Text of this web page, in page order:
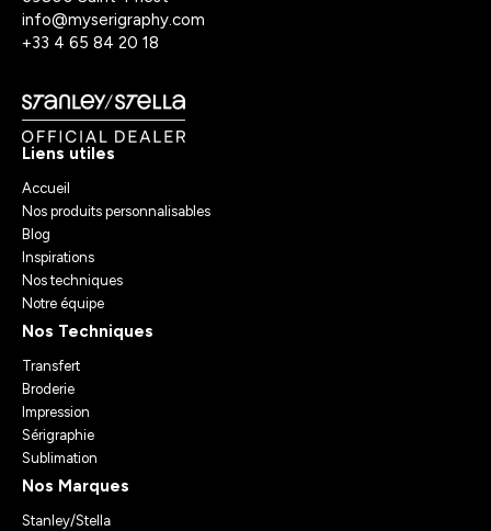
info@myserigraphy.com
+33 4 65 84 20 18
Liens utiles
Accueil
Nos produits personnalisables
Blog
Inspirations
Nos techniques
Notre équipe
Nos Techniques
Transfert
Broderie
Impression
Sérigraphie
Sublimation
Nos Marques
Stanley/Stella